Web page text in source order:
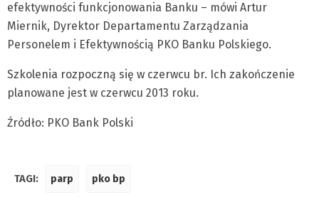
efektywności funkcjonowania Banku – mówi Artur
Miernik, Dyrektor Departamentu Zarządzania
Personelem i Efektywnością PKO Banku Polskiego.
Szkolenia rozpoczną się w czerwcu br. Ich zakończenie
planowane jest w czerwcu 2013 roku.
Źródło: PKO Bank Polski
TAGI: parp pko bp